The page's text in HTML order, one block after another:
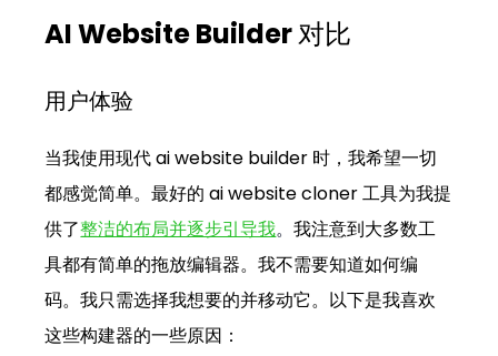
AI Website Builder 对比
用户体验
当我使用现代 ai website builder 时，我希望一切
都感觉简单。最好的 ai website cloner 工具为我提
供了整洁的布局并逐步引导我。我注意到大多数工
具都有简单的拖放编辑器。我不需要知道如何编
码。我只需选择我想要的并移动它。以下是我喜欢
这些构建器的一些原因：